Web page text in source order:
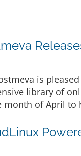
is
library of
month of April to